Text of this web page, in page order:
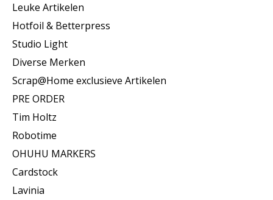
Leuke Artikelen
Hotfoil & Betterpress
Studio Light
Diverse Merken
Scrap@Home exclusieve Artikelen
PRE ORDER
Tim Holtz
Robotime
OHUHU MARKERS
Cardstock
Lavinia